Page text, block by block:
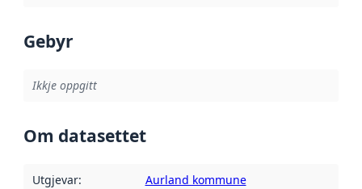
Gebyr
Ikkje oppgitt
Om datasettet
Utgjevar: Aurland kommune